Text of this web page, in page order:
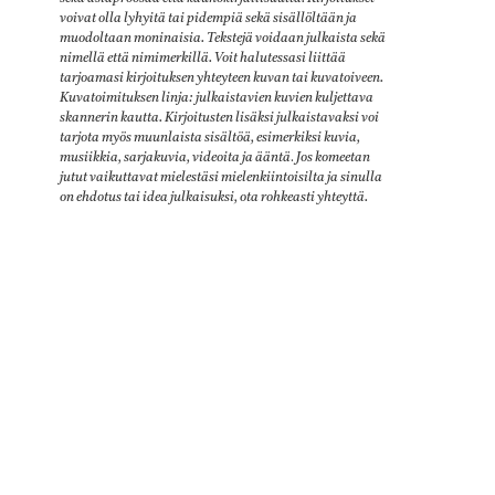
voivat olla lyhyitä tai pidempiä sekä sisällöltään ja
muodoltaan moninaisia. Tekstejä voidaan julkaista sekä
nimellä että nimimerkillä. Voit halutessasi liittää
tarjoamasi kirjoituksen yhteyteen kuvan tai kuvatoiveen.
Kuvatoimituksen linja: julkaistavien kuvien kuljettava
skannerin kautta. Kirjoitusten lisäksi julkaistavaksi voi
tarjota myös muunlaista sisältöä, esimerkiksi kuvia,
musiikkia, sarjakuvia, videoita ja ääntä. Jos komeetan
jutut vaikuttavat mielestäsi mielenkiintoisilta ja sinulla
on ehdotus tai idea julkaisuksi, ota rohkeasti yhteyttä.